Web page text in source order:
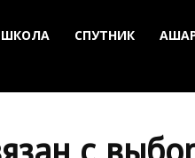
ШКОЛА СПУТНИК